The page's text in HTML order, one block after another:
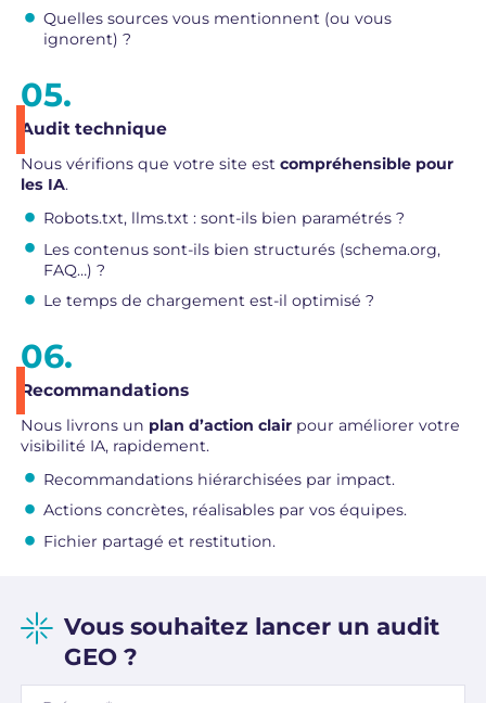
Quelles sources vous mentionnent (ou vous
ignorent) ?
Audit technique
Nous vérifions que votre site estcompréhensible pour
les IA.
Robots.txt, llms.txt : sont-ils bien paramétrés ?
Les contenus sont-ils bien structurés (schema.org,
FAQ…) ?
Le temps de chargement est-il optimisé ?
Recommandations
Nous livrons un plan d’action clair pour améliorer votre
visibilité IA, rapidement.
Recommandations hiérarchisées par impact.
Actions concrètes, réalisables par vos équipes.
Fichier partagé et restitution.
Vous souhaitez lancer un audit
GEO ?